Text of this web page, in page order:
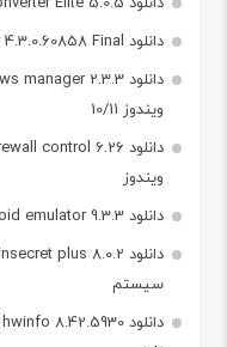
دانلود Artisteer 4.3.0.60858 Final طراحی قالب سایت
ویندوز 10/11
ویندوز
دانلود memu android emulator 9.3.3 شبیه ساز اندروید در ویندوز
سیستم